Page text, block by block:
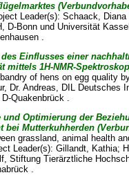
Leader(s):Schaack, Diana
D-Bonn und Universität
.
des Einflusses einer
mittels 1H-NMR-
of hens on egg quality
Dr. Andreas, DIL Deutsches
Quakenbrück .
und Optimierung der
bei Mutterkuhherden
grassland, animal health
Leader(s):Gillandt, Kathia;
, Stiftung Tierärztliche
.